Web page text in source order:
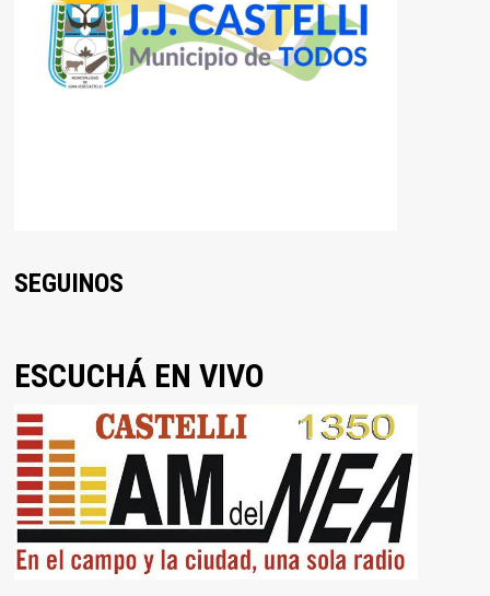
SEGUINOS
ESCUCHÁ EN VIVO